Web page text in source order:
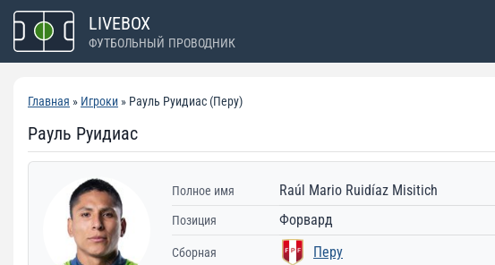
Перейти
содержимому
LIVEBOX
ФУТБОЛЬНЫЙ ПРОВОДНИК
Главная » Игроки » Рауль Руидиас (Перу)
Рауль Руидиас
Полное имя Raúl Mario Ruidíaz Misitich
Позиция Форвард
Сборная Перу